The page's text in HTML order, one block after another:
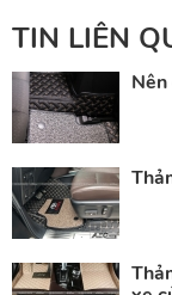
TIN LIÊN